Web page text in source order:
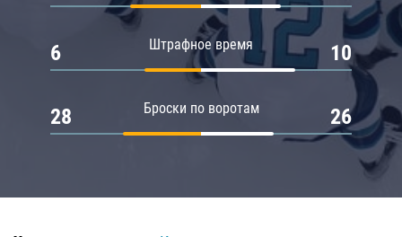
Штрафное время
6 10
Броски по воротам
28 26